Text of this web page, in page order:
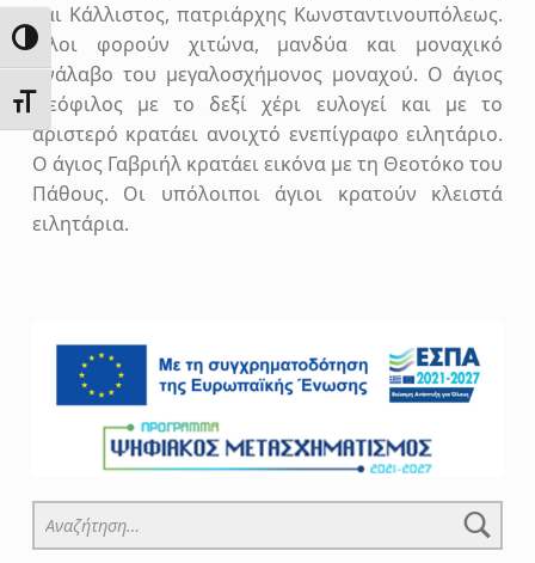
ΕΝΑΛΛΑΓΉ ΥΨΗΛΉΣ ΑΝΤΊΘΕΣΗΣ
ΕΝΑΛΛΑΓΉ ΜΕΓΈΘΟΥΣ ΓΡΑΜΜΆΤΩΝ
και Κάλλιστος, πατριάρχης Κωνσταντινουπόλεως.
Όλοι φορούν χιτώνα, μανδύα και μοναχικό
ανάλαβο του μεγαλοσχήμονος μοναχού. Ο άγιος
Θεόφιλος με το δεξί χέρι ευλογεί και με το
αριστερό κρατάει ανοιχτό ενεπίγραφο ειλητάριο.
Ο άγιος Γαβριήλ κρατάει εικόνα με τη Θεοτόκο του
Πάθους. Οι υπόλοιποι άγιοι κρατούν κλειστά
ειλητάρια.
Skip back to main navigation
Αναζήτηση για: